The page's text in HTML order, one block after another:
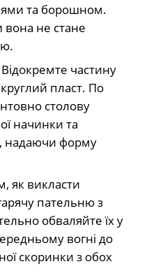
та борошном.
не стане
Відокремте частину
круглий пласт. По
столову
начинки та
надаючи форму
як викласти
пательню з
обваляйте їх у
вогні до
скоринки з обох